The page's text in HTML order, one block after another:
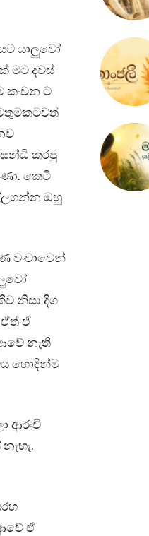
යාලුවෝ
මට දවස්
කංචන ට
කරපු
කෙටි
ඔහු
වංචාවෙන්
නිසා දිග
ඒ
නැති
හොඳින්ම
ආරංචි
ඒ